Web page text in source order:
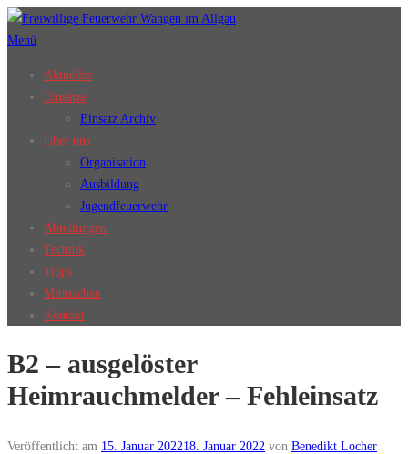
Zum
Inhalt
Menü
Aktuelles
Einsätze
Einsatz Archiv
Über uns
Organisation
Ausbildung
Jugendfeuerwehr
Abteilungen
Technik
Tipps
Mitmachen
Kontakt
B2 – ausgelöster
Heimrauchmelder – Fehleinsatz
Veröffentlicht am 15. Januar 202218. Januar 2022 von Benedikt Locher